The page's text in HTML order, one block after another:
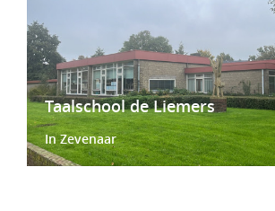
Taalschool de Liemers
In Zevenaar